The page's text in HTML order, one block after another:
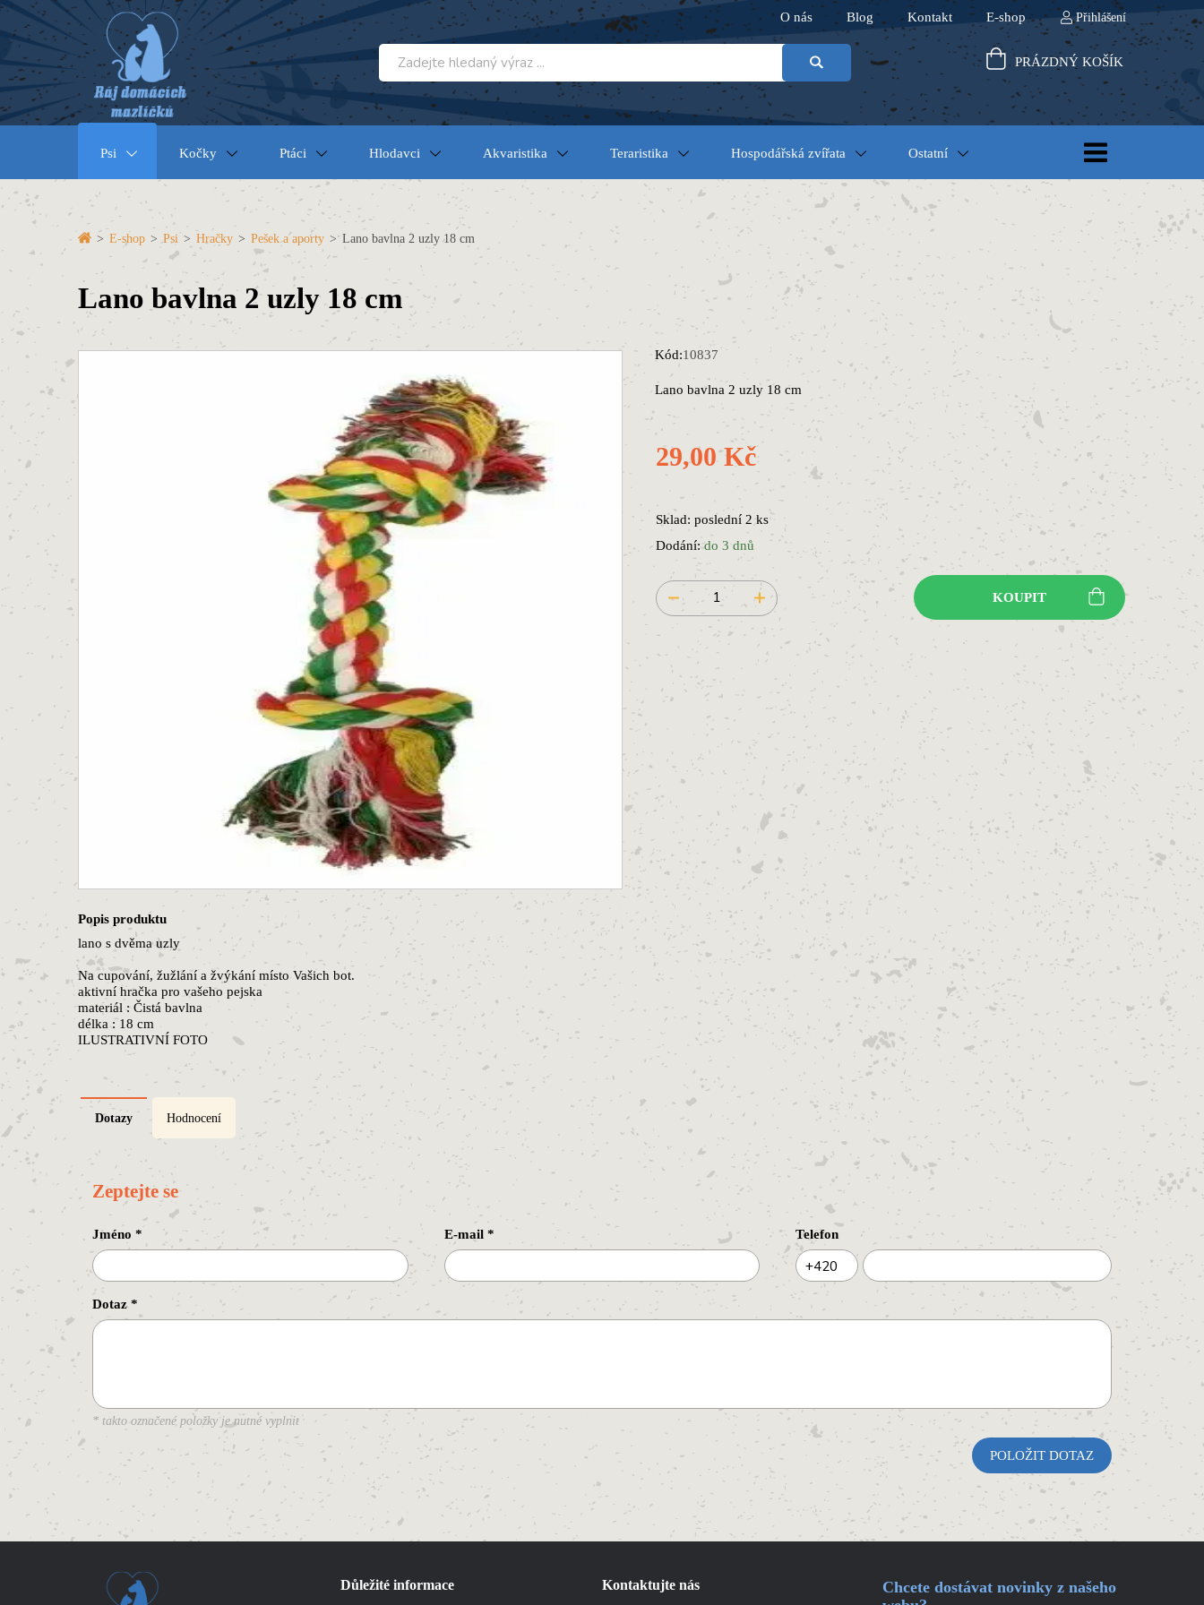
O nás Blog Kontakt E-shop Přihlášení
PRÁZDNÝ KOŠÍK
Psi Kočky Ptáci Hlodavci Akvaristika Teraristika Hospodářská zvířata Ostatní
> E-shop > Psi > Hračky > Pešek a aporty > Lano bavlna 2 uzly 18 cm
Lano bavlna 2 uzly 18 cm
Kód:10837
Lano bavlna 2 uzly 18 cm
29,00 Kč
Sklad: poslední 2 ks
Dodání:do 3 dnů
KOUPIT
Popis produktu
lano s dvěma uzly
Na cupování, žužlání a žvýkání místo Vašich bot.
aktivní hračka pro vašeho pejska
materiál : Čistá bavlna
délka : 18 cm
ILUSTRATIVNÍ FOTO
Dotazy Hodnocení
Zeptejte se
Jméno * E-mail* Telefon
+420
Dotaz *
* takto označené položky je nutné vyplnit
Důležité informace Kontaktujte nás
Chcete dostávat novinky z našeho